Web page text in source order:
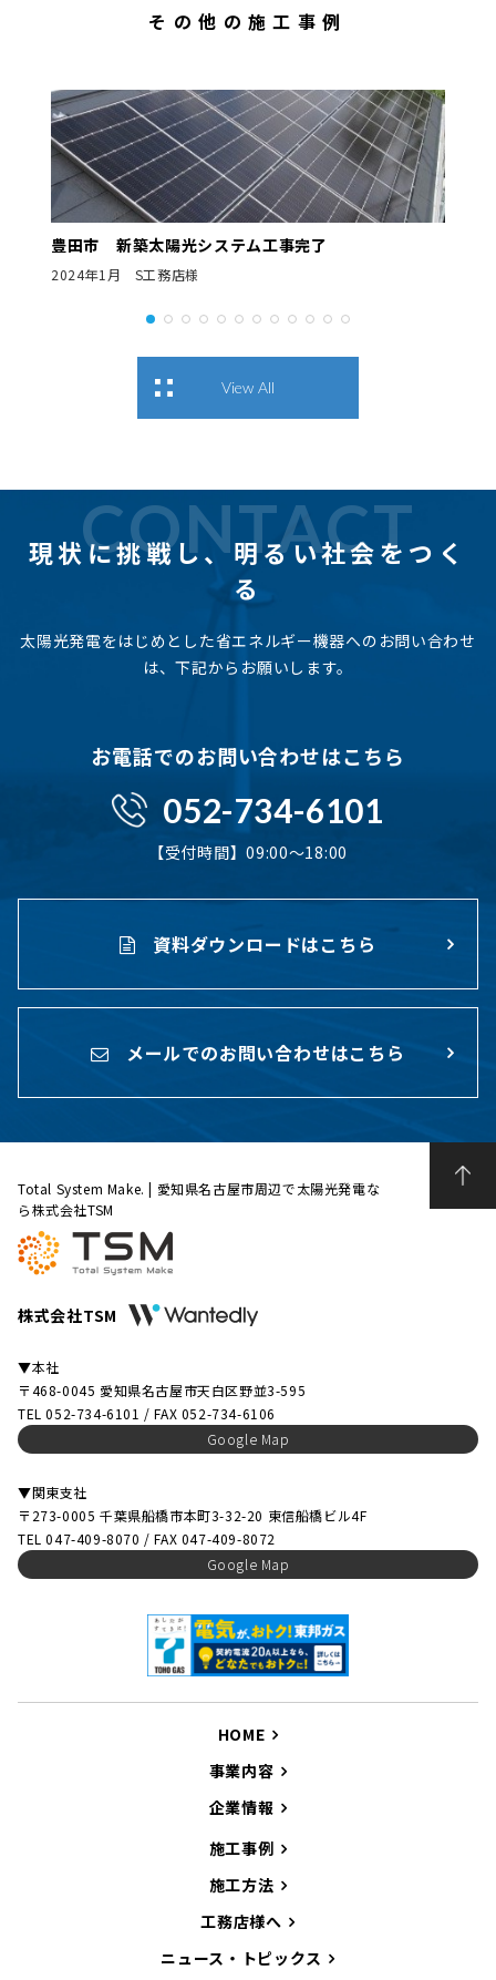
その他の施工事例
豊田市 新築太陽光システム工事完了
2024年1月 S工務店様
View All
CONTACT
現状に挑戦し、明るい社会をつく
る
太陽光発電をはじめとした省エネルギー機器へのお問い合わせ
は、下記からお願いします。
お電話でのお問い合わせはこちら
052-734-6101
【受付時間】09:00〜18:00
資料ダウンロードはこちら
メールでのお問い合わせはこちら
Total System Make. | 愛知県名古屋市周辺で太陽光発電な
ら株式会社TSM
株式会社TSM
▼本社
〒468-0045 愛知県名古屋市天白区野並3-595
TEL 052-734-6101 / FAX 052-734-6106
Google Map
▼関東支社
〒273-0005 千葉県船橋市本町3-32-20 東信船橋ビル4F
TEL 047-409-8070 / FAX 047-409-8072
Google Map
HOME
事業内容
企業情報
施工事例
施工方法
工務店様へ
ニュース・トピックス